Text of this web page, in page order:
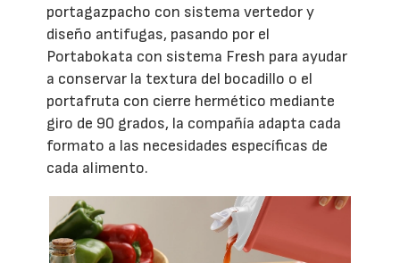
portagazpacho con sistema vertedor y
diseño antifugas, pasando por el
Portabokata con sistema Fresh para ayudar
a conservar la textura del bocadillo o el
portafruta con cierre hermético mediante
giro de 90 grados, la compañía adapta cada
formato a las necesidades específicas de
cada alimento.